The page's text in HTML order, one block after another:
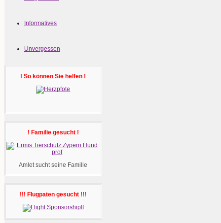
Informatives
Unvergessen
! So können Sie helfen !
! Familie gesucht !
Amlet sucht seine Familie
!!! Flugpaten gesucht !!!